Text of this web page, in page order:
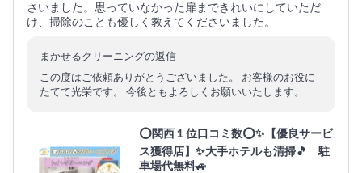
さいました。思っていなかった扉まできれいにしていただ
け、掃除のことも優しく教えてくださいました。
まかせるクリーニングの返信
この度はご依頼ありがとうございました。 お客様のお役に
たてて光栄です。 今後ともよろしくお願いいたします。
⭕関西１位口コミ数⭕✨【優良サービ
ス獲得店】✨大手ホテルも清掃🎵 駐
車場代無料🚙